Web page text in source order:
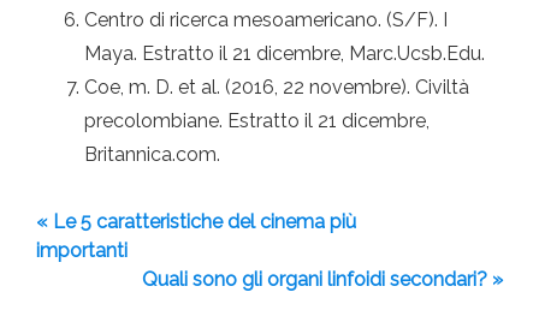
Centro di ricerca mesoamericano. (S/F). I
Maya. Estratto il 21 dicembre, Marc.Ucsb.Edu.
Coe, m. D. et al. (2016, 22 novembre). Civiltà
precolombiane. Estratto il 21 dicembre,
Britannica.com.
« Le 5 caratteristiche del cinema più
importanti
Quali sono gli organi linfoidi secondari? »